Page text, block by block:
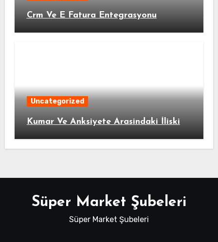
Crm Ve E Fatura Entegrasyonu
Uncategorized
Kumar Ve Anksiyete Arasindaki İliski
Süper Market Şubeleri
Süper Market Şubeleri